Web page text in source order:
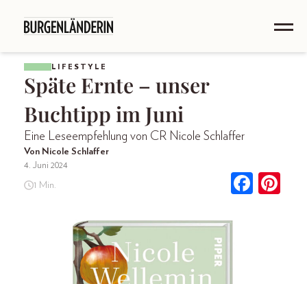
LIFESTYLE
Späte Ernte – unser
Buchtipp im Juni
Eine Leseempfehlung von CR Nicole Schlaffer
Von Nicole Schlaffer
4. Juni 2024
1 Min.